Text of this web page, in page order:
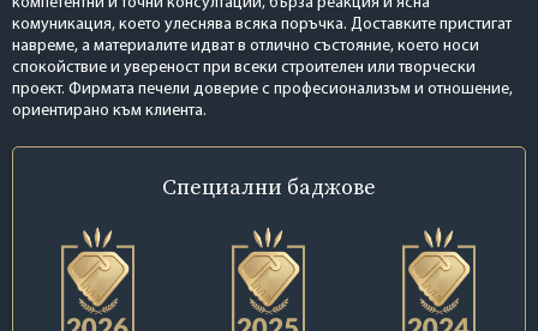
комуникация, което улеснява всяка поръчка. Доставките пристигат
навреме, а материалите идват в отлично състояние, което носи
спокойствие и увереност при всеки строителен или творчески
проект. Фирмата печели доверие с професионализъм и отношение,
ориентирано към клиента.
Специални баджове